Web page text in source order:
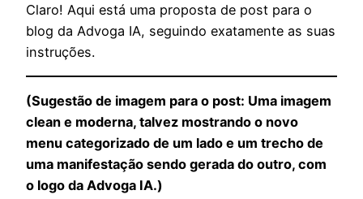
Claro! Aqui está uma proposta de post para o
blog da Advoga IA, seguindo exatamente as suas
instruções.
(Sugestão de imagem para o post: Uma imagem
clean e moderna, talvez mostrando o novo
menu categorizado de um lado e um trecho de
uma manifestação sendo gerada do outro, com
o logo da Advoga IA.)